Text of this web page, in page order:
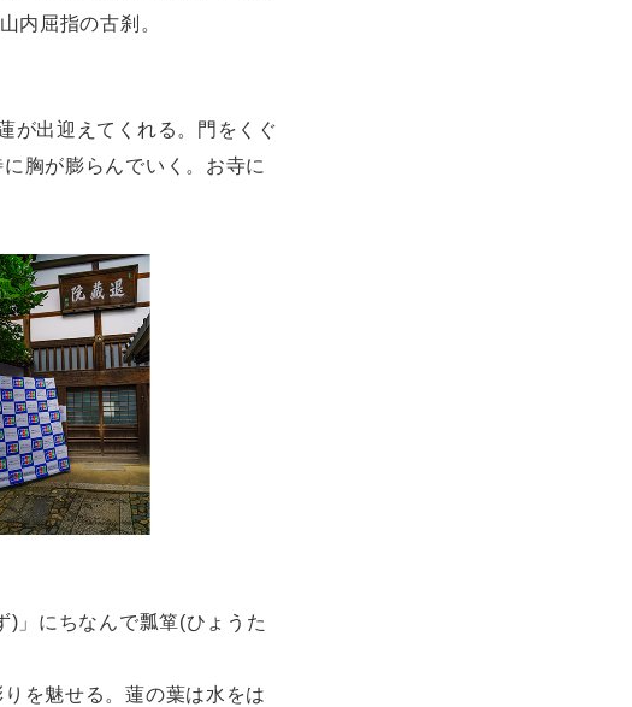
内屈指の古刹。
が出迎えてくれる。門をくぐ
胸が膨らんでいく。お寺に
)」にちなんで瓢箪(ひょうた
を魅せる。蓮の葉は水をは